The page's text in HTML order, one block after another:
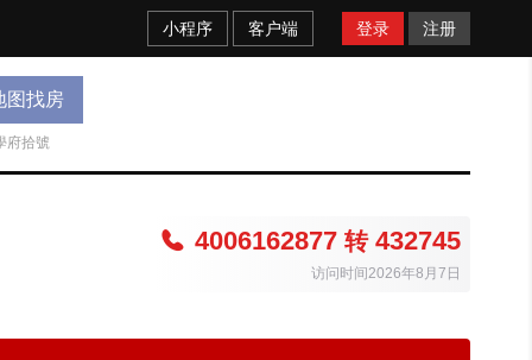
小程序 客户端 登录 注册
图找房
府拾號
 4006162877 转432745
访问时间2026年8月7日